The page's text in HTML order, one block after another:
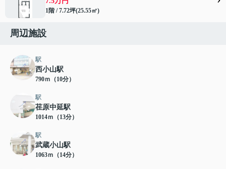
1階 / 7.72坪(25.55㎡)
周辺施設
駅
西小山駅
790ｍ（10分）
駅
荏原中延駅
1014ｍ（13分）
駅
武蔵小山駅
1063ｍ（14分）